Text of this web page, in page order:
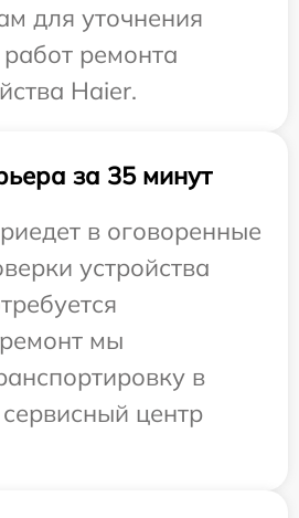
для уточнения
ремонта
Haier.
за 35 минут
в оговоренные
устройства
мы
в
центр